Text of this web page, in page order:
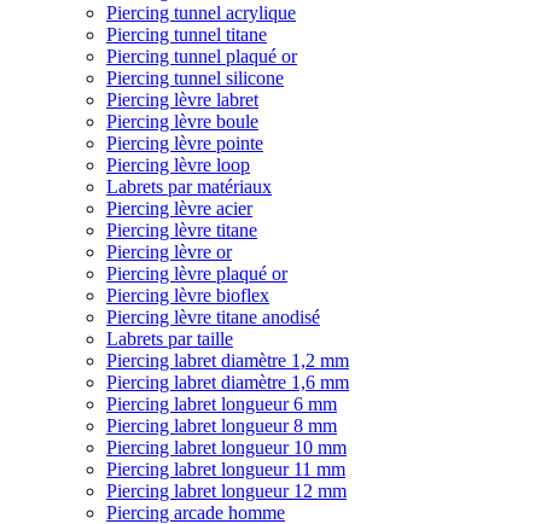
Piercing tunnel acrylique
Piercing tunnel titane
Piercing tunnel plaqué or
Piercing tunnel silicone
Piercing lèvre labret
Piercing lèvre boule
Piercing lèvre pointe
Piercing lèvre loop
Labrets par matériaux
Piercing lèvre acier
Piercing lèvre titane
Piercing lèvre or
Piercing lèvre plaqué or
Piercing lèvre bioflex
Piercing lèvre titane anodisé
Labrets par taille
Piercing labret diamètre 1,2 mm
Piercing labret diamètre 1,6 mm
Piercing labret longueur 6 mm
Piercing labret longueur 8 mm
Piercing labret longueur 10 mm
Piercing labret longueur 11 mm
Piercing labret longueur 12 mm
Piercing arcade homme